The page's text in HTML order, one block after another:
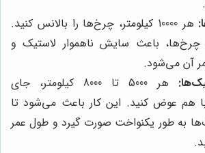
هر 10000 کیلومتر، چرخ‌ها را بالانس کنید.
چرخ‌ها، باعث سایش ناهموار لاستیک و
آن می‌شود.
هر 5000 تا 8000 کیلومتر، جای
هم عوض کنید. این کار باعث می‌شود تا
به طور یکنواخت صورت گیرد و طول عمر